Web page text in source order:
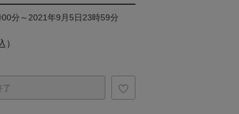
分～2021年9月5日23時59分
）
了